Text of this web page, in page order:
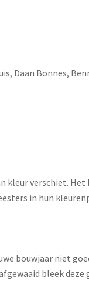
Daan Bonnes,
kleur verschiet.
in hun
bouwjaar niet
bleek